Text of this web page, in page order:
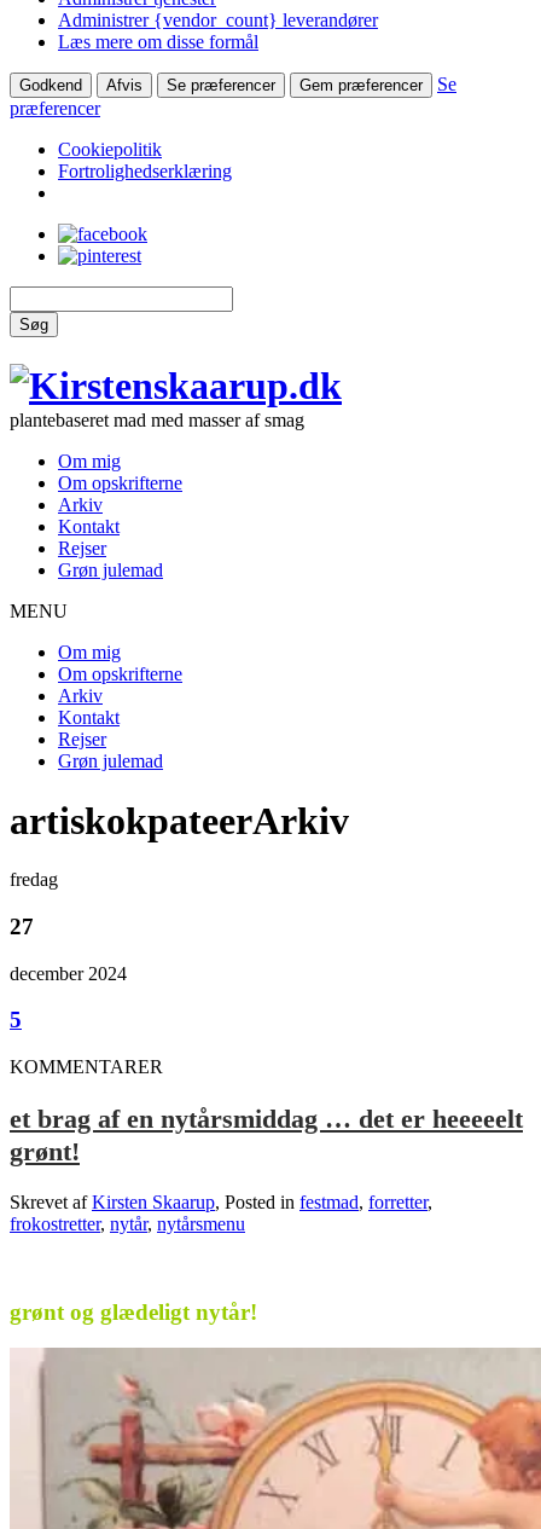
Administrer {vendor_count} leverandører
Læs mere om disse formål
Godkend Afvis Se præferencer Gem præferencer
Se
præferencer
Cookiepolitik
Fortrolighedserklæring
Søg
plantebaseret mad med masser af smag
Om mig
Om opskrifterne
Arkiv
Kontakt
Rejser
Grøn julemad
MENU
Om mig
Om opskrifterne
Arkiv
Kontakt
Rejser
Grøn julemad
artiskokpateerArkiv
fredag
27
december 2024
5
KOMMENTARER
et brag af en nytårsmiddag … det er heeeeelt
grønt!
Skrevet afKirsten Skaarup, Posted in festmad, forretter,
frokostretter, nytår, nytårsmenu
grønt og glædeligt nytår!